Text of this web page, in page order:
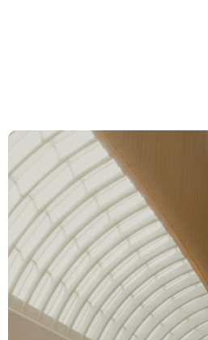
Équipe
Actualités
Insights
À propos
Carrière